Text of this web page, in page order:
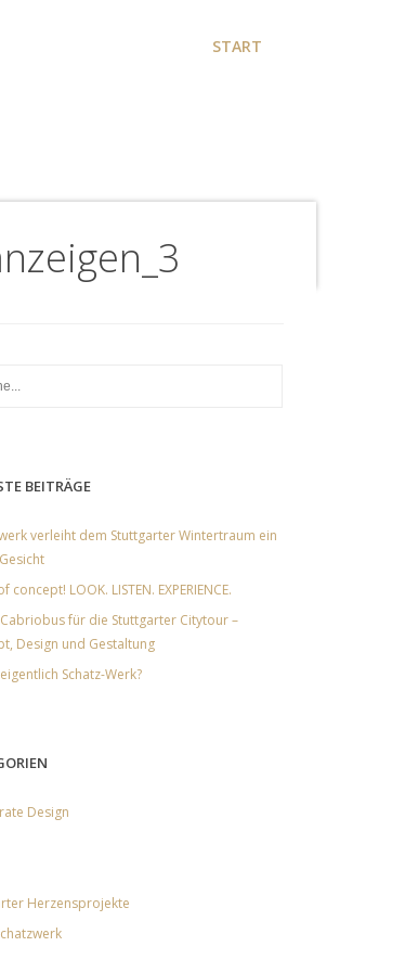
START
BEITRÄGE
verleiht dem Stuttgarter Wintertraum ein
concept! LOOK. LISTEN. EXPERIENCE.
für die Stuttgarter Citytour –
Design und Gestaltung
Schatz-Werk?
Design
Herzensprojekte